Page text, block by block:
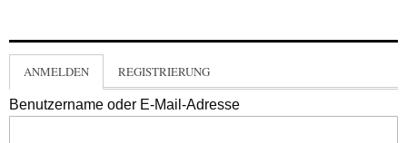
ANMELDEN REGISTRIERUNG
Benutzername oder E-Mail-Adresse